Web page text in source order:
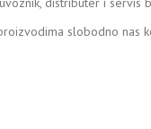
slobodno nas